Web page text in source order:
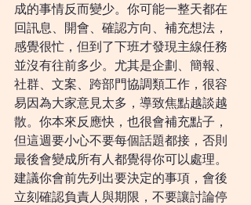
成的事情反而變少。你可能一整天都在
回訊息、開會、確認方向、補充想法，
感覺很忙，但到了下班才發現主線任務
並沒有往前多少。尤其是企劃、簡報、
社群、文案、跨部門協調類工作，很容
易因為大家意見太多，導致焦點越談越
散。你本來反應快，也很會補充點子，
但這週要小心不要每個話題都接，否則
最後會變成所有人都覺得你可以處理。
建議你會前先列出要決定的事項，會後
立刻確認負責人與期限，不要讓討論停